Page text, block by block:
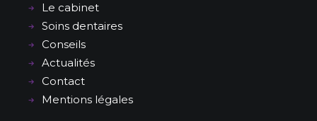
Le cabinet
Soins dentaires
Conseils
Actualités
Contact
Mentions légales